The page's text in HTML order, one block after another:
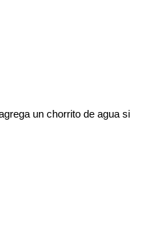
un chorrito de agua si